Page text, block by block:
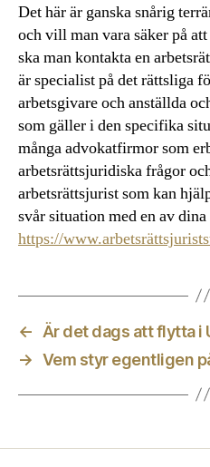
Det här är ganska snårig
och vill man vara säker på
ska man kontakta en
är specialist på det rättsliga
arbetsgivare och anställda
som gäller i den specifika
många advokatfirmor som
arbetsrättsjuridiska frågor
arbetsrättsjurist som kan
svår situation med en av
https://
←
Är det dags att flytta i
→ Vem styr egentligen